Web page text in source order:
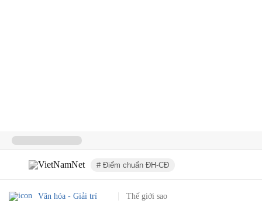
# Điểm chuẩn ĐH-CĐ
Văn hóa - Giải trí Thế giới sao